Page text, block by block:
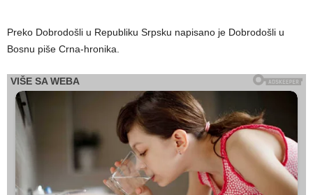
Preko Dobrodošli u Republiku Srpsku napisano je Dobrodošli u
Bosnu piše Crna-hronika.